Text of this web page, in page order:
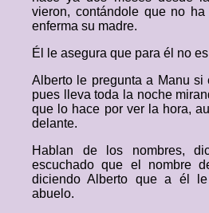
vieron, contándole que no
enferma su madre.
Él le asegura que para él no
Alberto le pregunta a Manu si
pues lleva toda la noche
que lo hace por ver la hora,
delante.
Hablan de los nombres,
escuchado que el nombre
diciendo Alberto que a él
abuelo.